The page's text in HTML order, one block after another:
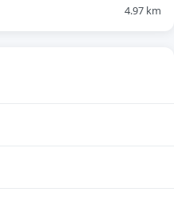
4.97 km